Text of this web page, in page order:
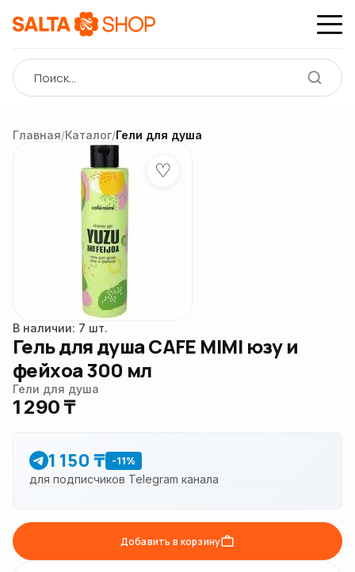
Главная/Каталог/Гели для душа
♡
В наличии: 7 шт.
Гель для душа CAFE MIMI юзу и
фейхоа 300 мл
Гели для душа
1 290 ₸
1 150 ₸ -11%
для подписчиков Telegram канала
Добавить в корзину